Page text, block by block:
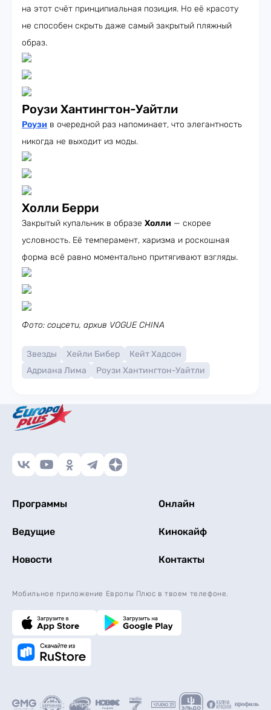
на этот счёт принципиальная позиция. Но её красоту
не способен скрыть даже самый закрытый пляжный
образ.
Роузи Хантингтон-Уайтли
Роузи в очередной раз напоминает, что элегантность
никогда не выходит из моды.
Холли Берри
Закрытый купальник в образе Холли — скорее
условность. Её темперамент, харизма и роскошная
форма всё равно моментально притягивают взгляды.
Фото: соцсети, архив VOGUE CHINA
Звезды Хейли Бибер
Кейт Хадсон
Адриана Лима
Роузи Хантингтон-Уайтли
Программы Онлайн
Ведущие Кинокайф
Новости Контакты
Мобильное приложение Европы Плюс в твоем телефоне.